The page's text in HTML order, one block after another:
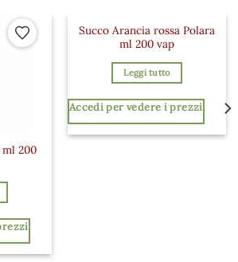
Aggiungi ai preferiti
ml 200
Succo Arancia rossa Polara
ml 200 vap
Leggi tutto
Accedi per vedere i prezzi